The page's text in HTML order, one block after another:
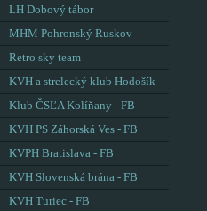
LH Dobový tábor
MHM Pohronský Ruskov
Retro sky team
KVH a strelecký klub Hodošík
Klub ČSĽA Kolíňany - FB
KVH PS Záhorská Ves - FB
KVPH Bratislava - FB
KVH Slovenská brána - FB
KVH Turiec - FB